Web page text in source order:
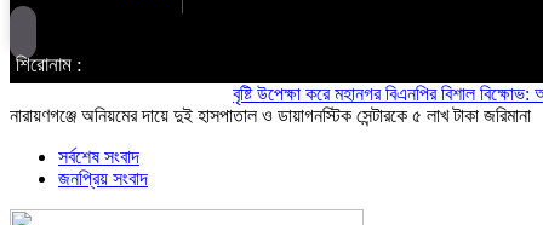
শিরোনাম :
বৃষ্টি উপেক্ষা করে মহানগর বিএনপির বিশাল বিক্ষোভ:
নারায়ণগঞ্জে অনিয়মের দায়ে দুই হাসপাতাল ও ডায়াগনস্টিক সেন্টারকে ৫ লাখ টাকা জরিমানা
সর্বশেষ সংবাদ
জনপ্রিয় সংবাদ